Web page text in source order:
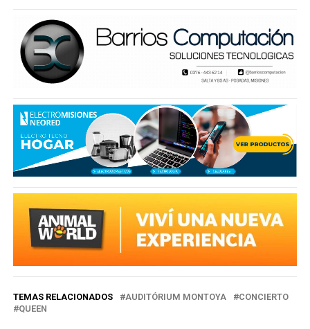
TEMAS RELACIONADOS AUDITÓRIUM MONTOYA
CONCIERTO
QUEEN